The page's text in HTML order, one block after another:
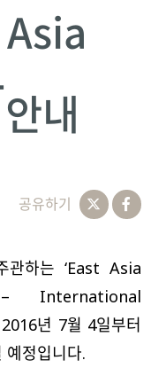
내
공유하기
관하는 ‘East Asia
International
년 7월 4일부터
예정입니다.